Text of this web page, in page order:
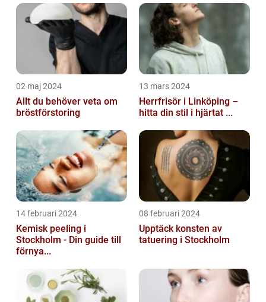
02 maj 2024
Allt du behöver veta om
bröstförstoring
13 mars 2024
Herrfrisör i Linköping –
hitta din stil i hjärtat ...
14 februari 2024
Kemisk peeling i
Stockholm - Din guide till
förnya...
08 februari 2024
Upptäck konsten av
tatuering i Stockholm